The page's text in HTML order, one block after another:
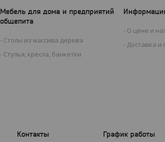
Мебель для дома и предприятий
общепита
Столы из массива дерева
Стулья, кресла, банкетки
О цене и
Доставка и
График работы